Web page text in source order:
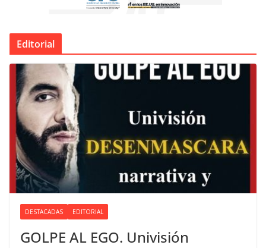
Editorial
DESTACADAS EDITORIAL
GOLPE AL EGO. Univisión